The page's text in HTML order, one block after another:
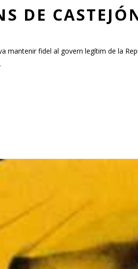
DE
mantenir fidel al govern legítim de la